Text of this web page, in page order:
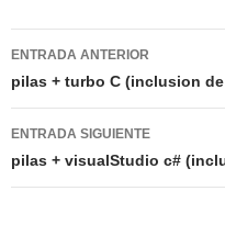
Navegación
de
entradas
ENTRADA ANTERIOR
pilas + turbo C (inclusion
ENTRADA SIGUIENTE
pilas + visualStudio c#